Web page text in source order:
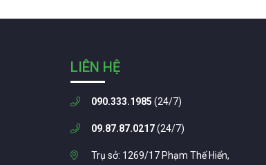
LIÊN HỆ
090.333.1985 (24/7)
09.87.87.0217(24/7)
Trụ sở: 1269/17 Phạm Thế Hiển,